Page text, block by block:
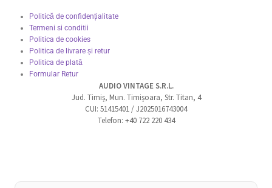
Politică de confidențialitate
Termeni si conditii
Politica de cookies
Politica de livrare și retur
Politica de plată
Formular Retur
AUDIO VINTAGE S.R.L.
Jud. Timiș, Mun. Timișoara, Str. Titan, 4
CUI: 51415401 / J2025016743004
Telefon: +40 722 220 434